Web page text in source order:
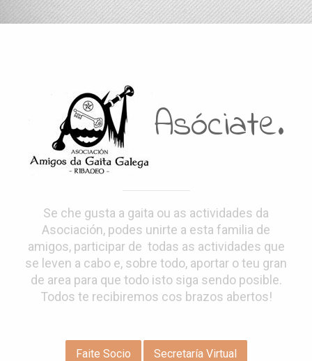
Asóciate.
Se che gusta a gaita ou as actividades da
Asociación, podes unirte a esta familia de
amigos, participar de todas as actividades que
se leven a cabo e, sobre todo, aportar o teu gran
de area para que todo isto siga sendo posible.
Todos te recibiremos cos brazos abertos!
Faite Socio Secretaría Virtual